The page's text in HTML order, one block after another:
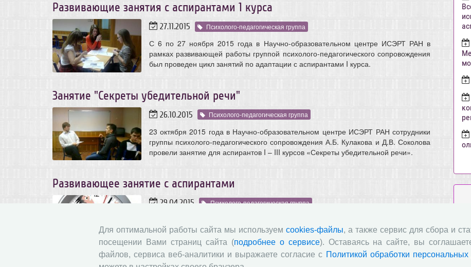
Развивающие занятия с аспирантами 1 курса
27.11.2015 Психолого-педагогическая группа
С 6 по 27 ноября 2015 года в Научно-образовательном центре ИСЭРТ РАН в
рамках развивающей работы группой психолого-педагогического сопровождения
был проведен цикл занятий по адаптации с аспирантами I курса.
Занятие "Секреты убедительной речи"
26.10.2015 Психолого-педагогическая группа
23 октября 2015 года в Научно-образовательном центре ИСЭРТ РАН сотрудники
группы психолого-педагогического сопровождения А.Б. Кулакова и Д.В. Соколова
провели занятие для аспирантов I – III курсов «Секреты убедительной речи».
Развивающее занятие с аспирантами
29.04.2015 Психолого-педагогическая группа
развивающей работы с аспирантами сотрудниками группы психолого-
педагогического сопровождения А.Б. Кулаковой и Д.В. Соколовой было проведено
занятие «Time Management: как все успеть!».
Для оптимальной работы сайта мы используем cookies-файлы, а также сервис для сбора и
посещении Вами страниц сайта (подробнее о сервисе). Оставаясь на сайте, вы
файлов, сервиса веб-аналитики и выражаете согласие с Политикой обработки